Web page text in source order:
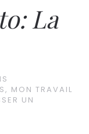
La
, MON TRAVAIL
UN